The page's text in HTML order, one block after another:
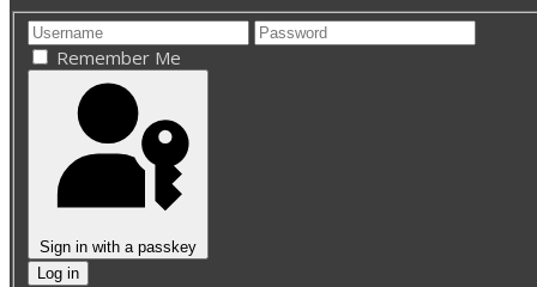
Remember Me
Sign in with a passkey